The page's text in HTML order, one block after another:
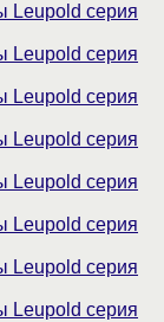
Leupold серия
Leupold серия
Leupold серия
Leupold серия
Leupold серия
Leupold серия
Leupold серия
Leupold серия